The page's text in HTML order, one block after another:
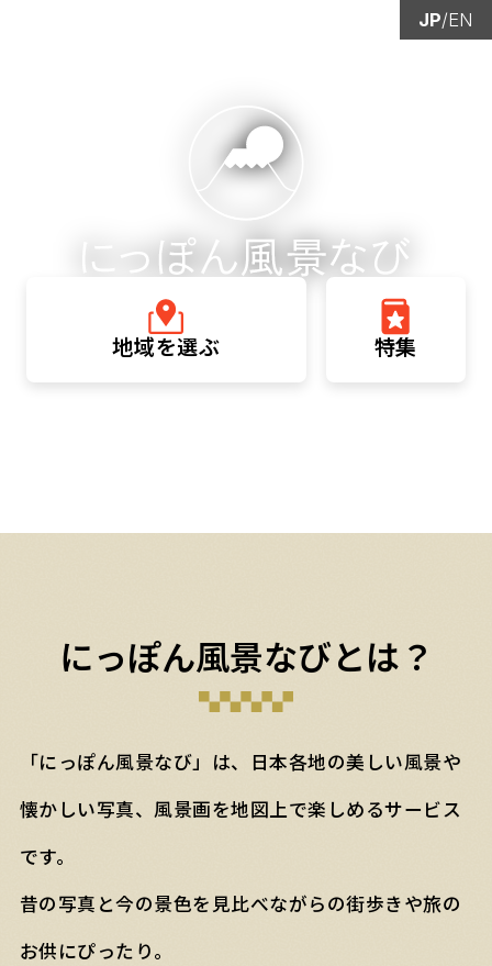
JP/EN
地域を選ぶ 特集
にっぽん風景なびとは？
「にっぽん風景なび」は、日本各地の美しい風景や
懐かしい写真、風景画を地図上で楽しめるサービス
です。
昔の写真と今の景色を見比べながらの街歩きや旅の
お供にぴったり。